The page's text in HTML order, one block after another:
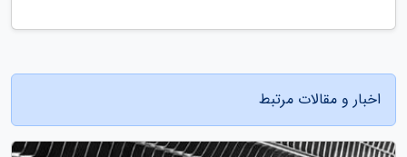
اخبار و مقالات مرتبط